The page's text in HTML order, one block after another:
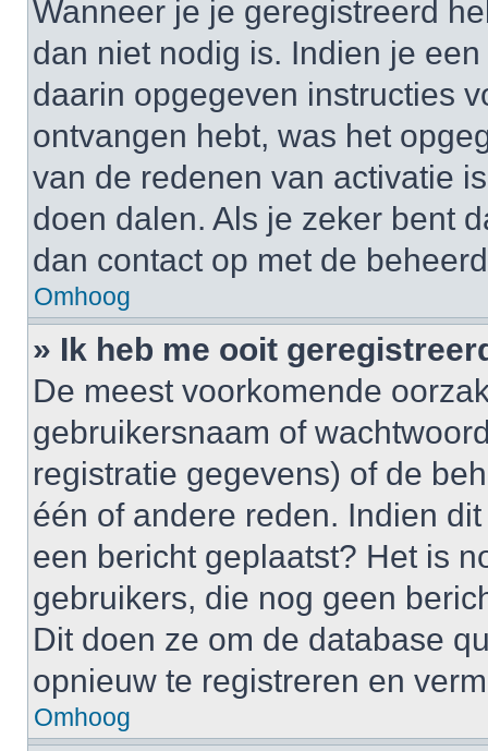
Wanneer je je geregistreerd
dan niet nodig is. Indien je
daarin opgegeven instructies
ontvangen hebt, was het
van de redenen van activatie
doen dalen. Als je zeker bent
dan contact op met de
Omhoog
» Ik heb me ooit
De meest voorkomende
gebruikersnaam of
registratie gegevens) of de
één of andere reden. Indien
een bericht geplaatst? Het is
gebruikers, die nog geen
Dit doen ze om de database
opnieuw te registreren en
Omhoog